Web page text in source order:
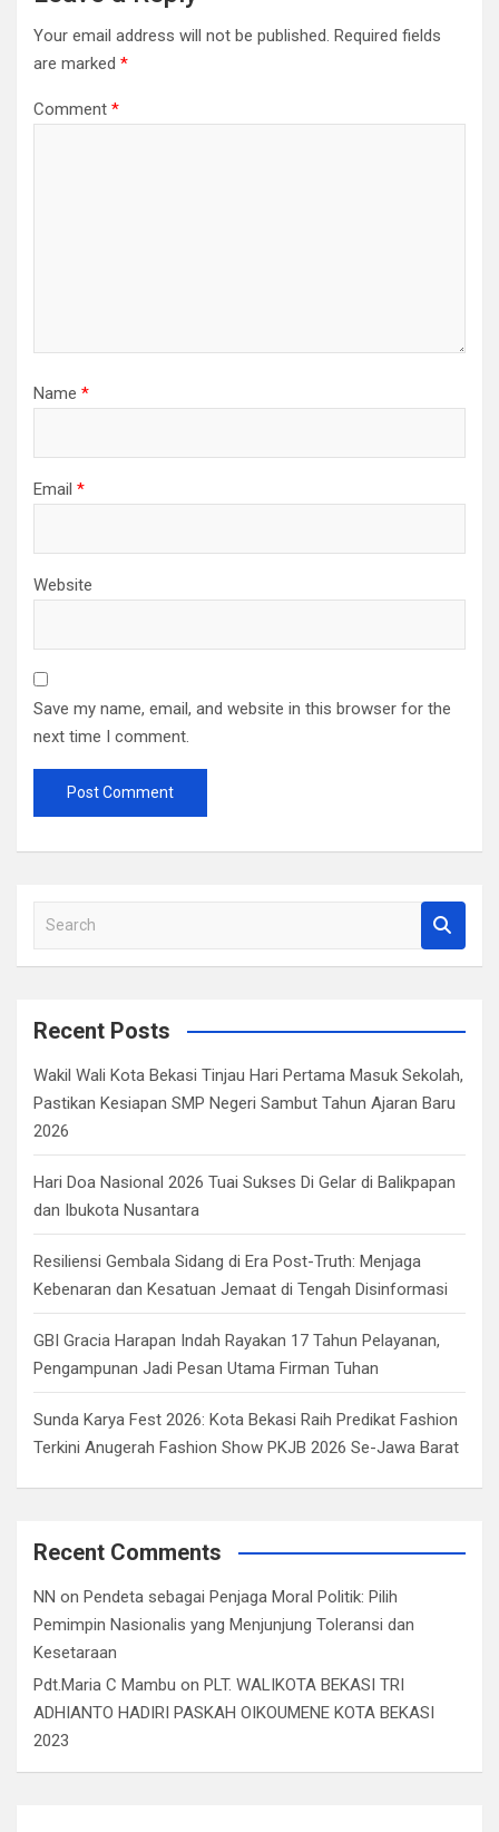
Your email address will not be published. Required fields
are marked *
Comment *
Name *
Email *
Website
Save my name, email, and website in this browser for the
next time I comment.
a
c
Recent Posts
Wakil Wali Kota Bekasi Tinjau Hari Pertama Masuk Sekolah,
Pastikan Kesiapan SMP Negeri Sambut Tahun Ajaran Baru
2026
Hari Doa Nasional 2026 Tuai Sukses Di Gelar di Balikpapan
dan Ibukota Nusantara
Resiliensi Gembala Sidang di Era Post-Truth: Menjaga
Kebenaran dan Kesatuan Jemaat di Tengah Disinformasi
GBI Gracia Harapan Indah Rayakan 17 Tahun Pelayanan,
Pengampunan Jadi Pesan Utama Firman Tuhan
Sunda Karya Fest 2026: Kota Bekasi Raih Predikat Fashion
Terkini Anugerah Fashion Show PKJB 2026 Se-Jawa Barat
Recent Comments
NN on Pendeta sebagai Penjaga Moral Politik: Pilih
Pemimpin Nasionalis yang Menjunjung Toleransi dan
Kesetaraan
Pdt.Maria C Mambu on PLT. WALIKOTA BEKASI TRI
ADHIANTO HADIRI PASKAH OIKOUMENE KOTA BEKASI
2023